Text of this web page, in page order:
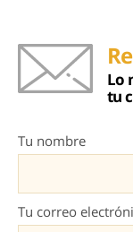
Lo
tu
Tu nombre
Tu correo